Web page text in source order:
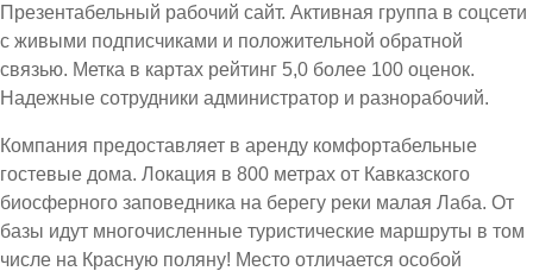
Презентабельный рабочий сайт. Активная группа в соцсети
с живыми подписчиками и положительной обратной
связью. Метка в картах рейтинг 5,0 более 100 оценок.
Надежные сотрудники администратор и разнорабочий.
Компания предоставляет в аренду комфортабельные
гостевые дома. Локация в 800 метрах от Кавказского
биосферного заповедника на берегу реки малая Лаба. От
базы идут многочисленные туристические маршруты в том
числе на Красную поляну! Место отличается особой